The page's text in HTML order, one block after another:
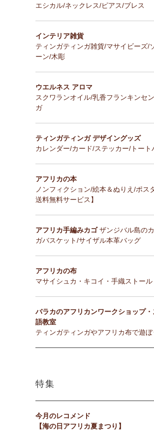
エシカル/ネックレス/ピアス/ブレス
インテリア雑貨
ティンガティンガ雑貨/マサイビーズ/
ーン/木彫
ウエルネス アロマ
スクワランオイル/乳香フランキンセ
ガ
ティンガティンガ デザイングッズ
カレンダー/カード/ステッカー/トート
アフリカの本
ノンフィクション/絵本＆ぬりえ/ポス
送料無料サービス】
アフリカ手編みカゴザンジバル島の
ガバスケット/サイザル本革バッグ
アフリカの布
マサイシュカ・キコイ・手織ストール
バラカのアフリカンワークショップ・
語教室
ティンガティンガやアフリカ布で遊ぼ
特集
今月のレコメンド
【海の日アフリカ夏まつり】